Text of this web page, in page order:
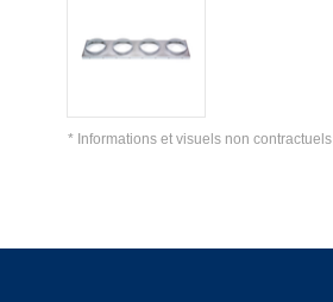
* Informations et visuels non contractuels